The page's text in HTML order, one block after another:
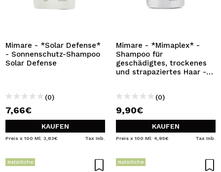
Mimare - *Solar Defense*
- Sonnenschutz-Shampoo
Solar Defense
(0)
7,66€
KAUFEN
Preis x 100 Ml: 3,83€ Tax Inb.
Mimare - *Mimaplex* -
Shampoo für
geschädigtes, trockenes
und strapaziertes Haar -
(0)
9,90€
KAUFEN
Preis x 100 Ml: 4,95€ Tax Inb.
Natürliche Natürliche